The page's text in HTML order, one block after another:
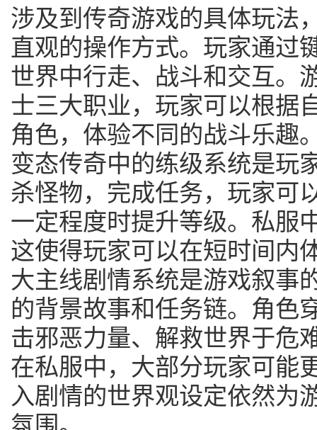
涉及到传奇游戏的具体玩法
直观的操作方式。玩家通过
世界中行走、战斗和交互。
士三大职业，玩家可以根据
角色，体验不同的战斗乐趣
变态传奇中的练级系统是玩
杀怪物，完成任务，玩家可
一定程度时提升等级。私服
这使得玩家可以在短时间内
大主线剧情系统是游戏叙事
的背景故事和任务链。角色
击邪恶力量、解救世界于危
在私服中，大部分玩家可能
入剧情的世界观设定依然为